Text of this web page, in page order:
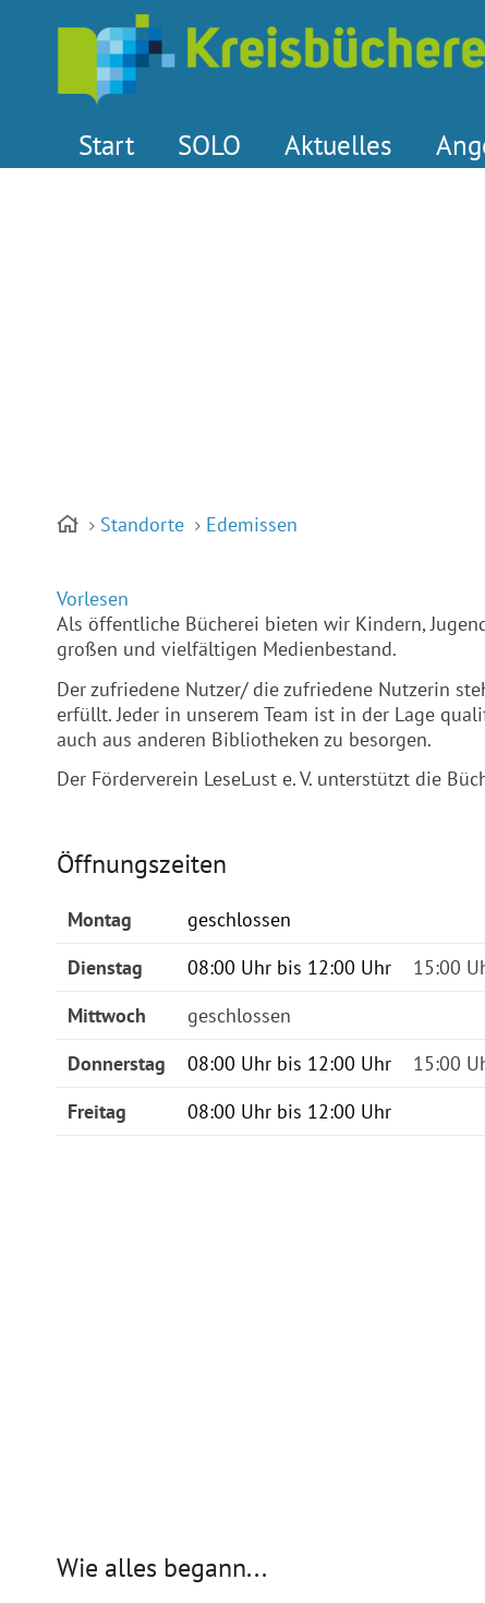
Start SOLO Aktuelles
Standorte Edemissen
Vorlesen
Als öffentliche Bücherei bieten wir Kindern,
großen und vielfältigen Medienbestand.
Der zufriedene Nutzer/ die zufriedene Nutzerin
erfüllt. Jeder in unserem Team ist in der Lage
auch aus anderen Bibliotheken zu besorgen.
Der Förderverein LeseLust e. V. unterstützt die
Öffnungszeiten
Montag
geschlossen
Dienstag
08:00 Uhr bis 12:00 Uhr
15:00
Mittwoch
geschlossen
Donnerstag
08:00 Uhr bis 12:00 Uhr
15:00
Freitag
08:00 Uhr bis 12:00 Uhr
Wie alles begann...